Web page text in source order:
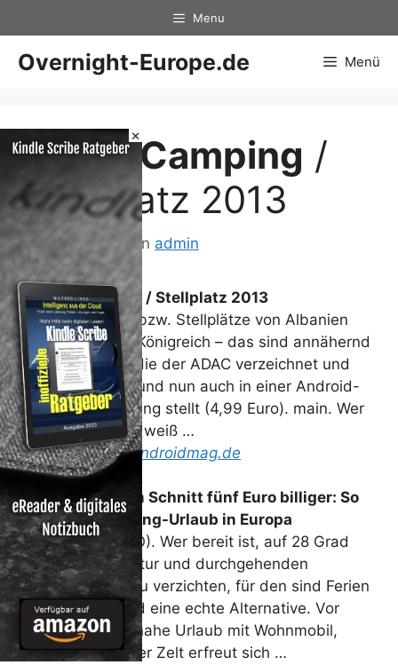
×
Inhalt
springen
Menu
Overnight-Europe.de Menü
ADACCamping /
Stellplatz 2013
20. Mai 2013 von admin
ADACCamping / Stellplatz 2013
Campingplätze bzw. Stellplätze von Albanien
bis Vereinigtes Königreich – das sind annähernd
10.000 Plätze, die der ADAC verzeichnet und
bewertet hat – und nun auch in einer Android-
App zur Verfügung stellt (4,99 Euro). main. Wer
gerne campiert, weiß …
Read more onandroidmag.de
Deutschland im Schnitt fünf Euro billiger: So
teuer istCamping-Urlaub in Europa
Düsseldorf (RPO). Wer bereit ist, auf 28 Grad
Wassertemperatur und durchgehenden
Sonnenschein zu verzichten, für den sind Ferien
im eigenen Land eine echte Alternative. Vor
allem der naturnahe Urlaub mit Wohnmobil,
Wohnwagen oder Zelt erfreut sich …